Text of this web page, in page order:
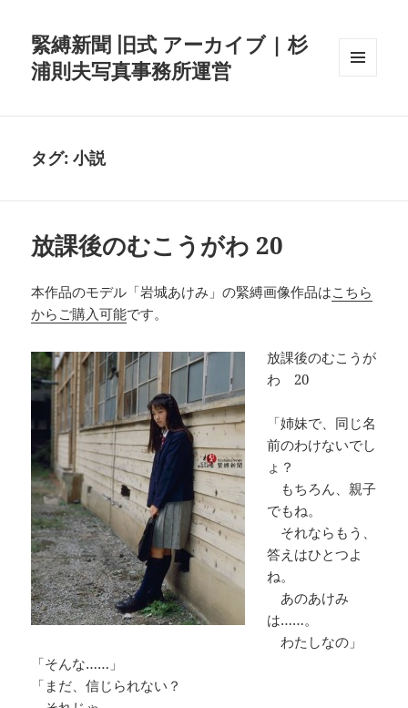
緊縛新聞 旧式 アーカイブ | 杉
浦則夫写真事務所運営
タグ:小説
放課後のむこうがわ 20
本作品のモデル「岩城あけみ」の緊縛画像作品はこちら
からご購入可能です。
放課後のむこうが
わ 20
「姉妹で、同じ名
前のわけないでし
ょ？
もちろん、親子
でもね。
それならもう、
答えはひとつよ
ね。
あのあけみ
は……。
わたしなの」
「そんな……」
「まだ、信じられない？